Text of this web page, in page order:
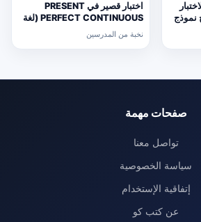
نموذج
اختبار قصير في PRESENT
PERFECT CONTINUOUS (لغة
انجليزية) حلقة ثانية
نخبة من المدرسين
صفحات مهمة
تواصل معنا
سياسة الخصوصية
إتفاقية الإستخدام
عن كتب كو